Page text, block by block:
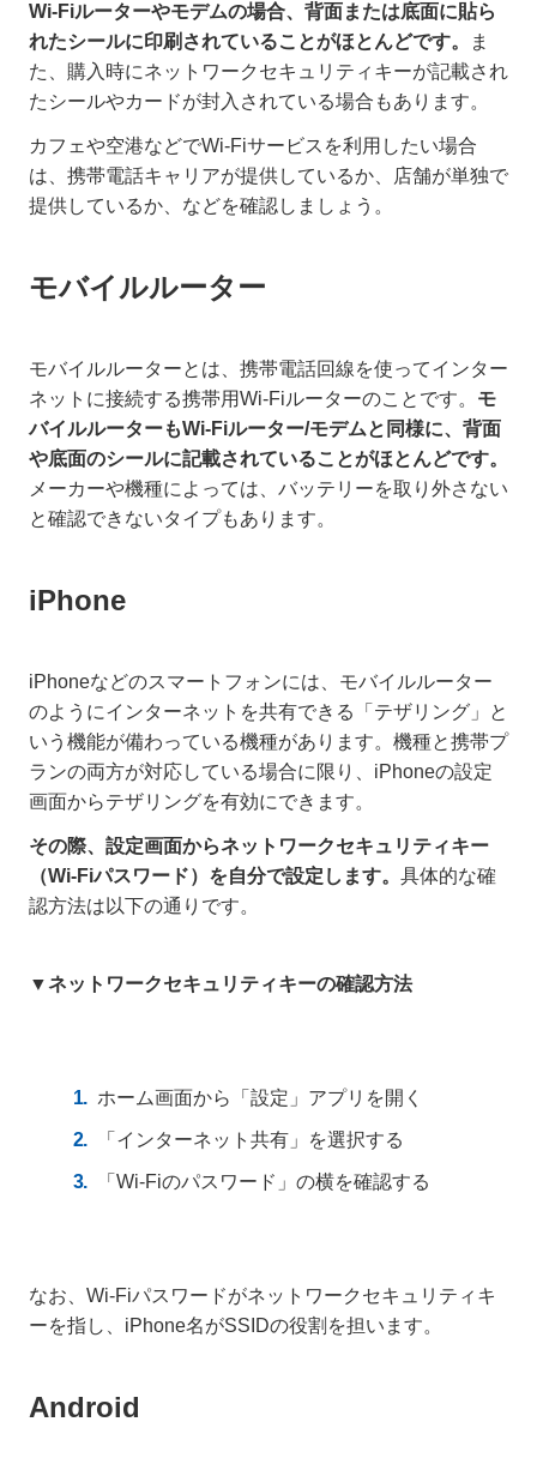
Wi-Fiルーターやモデムの場合、背面または底面に貼ら
れたシールに印刷されていることがほとんどです。
ま
た、購入時にネットワークセキュリティキーが記載され
たシールやカードが封入されている場合もあります。
カフェや空港などでWi-Fiサービスを利用したい場合
は、携帯電話キャリアが提供しているか、店舗が単独で
提供しているか、などを確認しましょう。
モバイルルーター
モバイルルーターとは、携帯電話回線を使ってインター
ネットに接続する携帯用Wi-Fiルーターのことです。 モ
バイルルーターもWi-Fiルーター/モデムと同様に、背面
や底面のシールに記載されていることがほとんどです。
メーカーや機種によっては、バッテリーを取り外さない
と確認できないタイプもあります。
iPhone
iPhoneなどのスマートフォンには、モバイルルーター
のようにインターネットを共有できる「テザリング」と
いう機能が備わっている機種があります。機種と携帯プ
ランの両方が対応している場合に限り、iPhoneの設定
画面からテザリングを有効にできます。
その際、設定画面からネットワークセキュリティキー
（Wi-Fiパスワード）を自分で設定します。 具体的な確
認方法は以下の通りです。
▼ネットワークセキュリティキーの確認方法
ホーム画面から「設定」アプリを開く
「インターネット共有」を選択する
「Wi-Fiのパスワード」の横を確認する
なお、Wi-Fiパスワードがネットワークセキュリティキ
ーを指し、iPhone名がSSIDの役割を担います。
Android